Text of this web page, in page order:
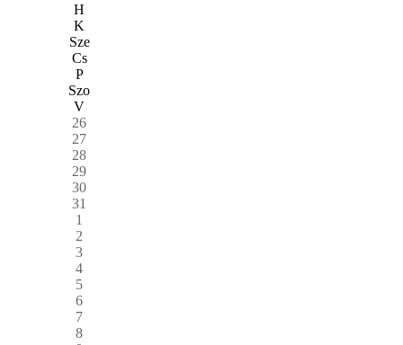
H
K
Sze
Cs
P
Szo
V
26
27
28
29
30
31
1
2
3
4
5
6
7
8